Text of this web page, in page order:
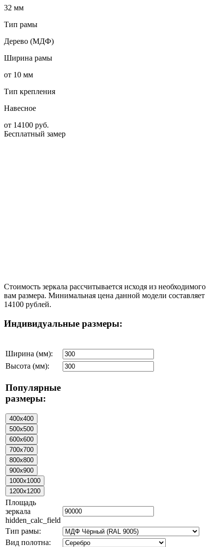
32 мм
Тип рамы
Дерево (МДФ)
Ширина рамы
от 10 мм
Тип крепления
Навесное
от 14100 руб.
Бесплатный замер
Стоимость зеркала рассчитывается исходя из необходимого
вам размера. Минимальная цена данной модели составляет
14100 рублей.
Индивидуальные размеры:
Ширина (мм):
Высота (мм):
Популярные
размеры:
Площадь
зеркала
hidden_calc_field
Тип рамы:
Вид полотна: